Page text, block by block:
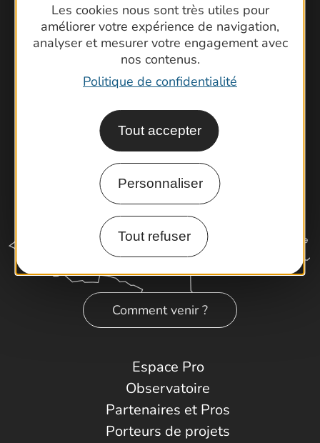
Les cookies nous sont très utiles pour
améliorer votre expérience de navigation,
analyser et mesurer votre engagement avec
nos contenus.
Politique de confidentialité
Tout accepter
Personnaliser
Tout refuser
Foire aux questions
Brochures
Cartoguides et Topoguides
Latitude Gard
Comment venir ?
Espace Pro
Observatoire
Partenaires et Pros
Porteurs de projets